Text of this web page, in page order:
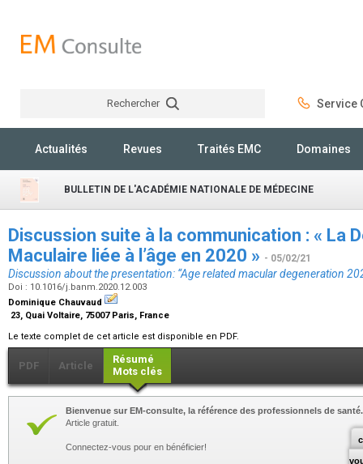
Rechercher Service
Actualités Revues Traités EMC Domaines
BULLETIN DE L'ACADÉMIE NATIONALE DE MÉDECINE
Discussion suite à la communication : « La
Maculaire liée à l’âge en 2020 » - 05/02/21
Discussion about the presentation: “Age related macular degeneration
Doi : 10.1016/j.banm.2020.12.003
Dominique Chauvaud
23, Quai Voltaire, 75007 Paris, France
Le texte complet de cet article est disponible en PDF.
PDF Article
Résumé
Mots clés
Bienvenue sur EM-consulte, la référence des professionnels de santé.
Article gratuit.
Connectez-vous pour en bénéficier!